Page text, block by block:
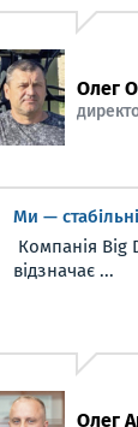
Олег
Ми —
Компанія Big
відзначає ...
Олег